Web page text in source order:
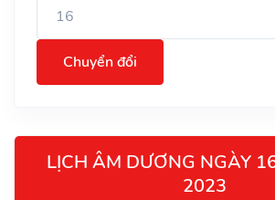
Chuyển đổi
LỊCH ÂM DƯƠNG NGÀY
2023